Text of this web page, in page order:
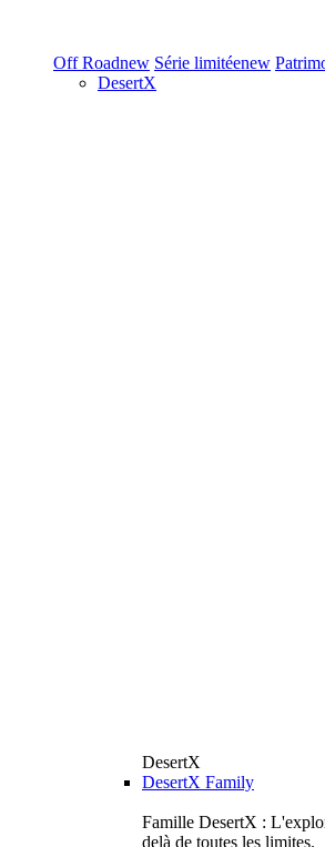
Off Roadnew Série limitéenew
DesertX
DesertX
DesertX Family
Famille DesertX :
delà de toutes les limites.